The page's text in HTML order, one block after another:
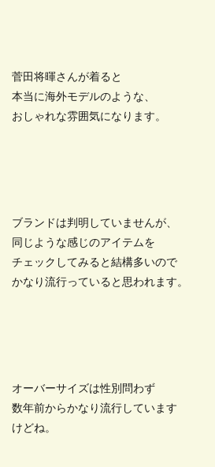
菅田将暉さんが着ると
本当に海外モデルのような、
おしゃれな雰囲気になります。
ブランドは判明していませんが、
同じような感じのアイテムを
チェックしてみると結構多いので
かなり流行っていると思われます。
オーバーサイズは性別問わず
数年前からかなり流行しています
けどね。